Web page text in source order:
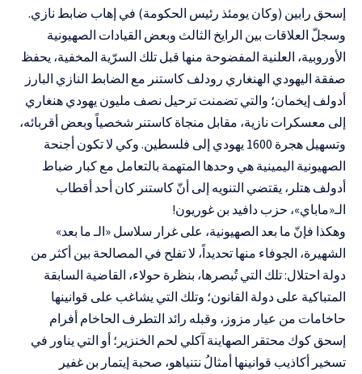
إسحق رابين (وكان يومئذ رئيس الحكومة) في إهاب ضابط نازي.
وسجلّ العلاقات بين الرايخ الثالث وبعض القيادات الصهيونية
الأوروبية، العلنية المفضوحة منها قبل تلك السرّية المخفية، يحفظ
صفقة اليهودي الهنغاري رودلف كاستنر مع الضابط النازي البارز
أدولف إيخمان؛ والتي تضمنت ترحيل نصف مليون يهودي هنغاري
إلى معسكرات نازية، مقابل منجاة كاستنر شخصياً وبعض أقربائه،
وتسهيل هجرة 1600 يهودي إلى فلسطين. وكي لا تكون أجنحة
الصهيونية اليمينية هي وحدها المتهمة بالتعامل مع كبار ضباط
أدولف هتلر، يقتضي التنويه إلى أنّ كاستنر كان أحد أقطاب
الـ«ماباي»، حزب دافيد بن غوريون!
وهكذا فإنّ ما بعد الصهيونية، على غرار سلاسل «الـ ما بعد»
الشهيرة، الجوفاء منها تحديداً، لا تفلح في المصالحة بين أكثر من
دولة احتلال: تلك التي تُبصرها، بنظرة حولاء، القاضية السابقة
المتباكية على دولة القانون؛ وتلك التي يشاغب على قوانينها
حاخامات من عيار مزوز، وقبله رائد التطرف الحاخام أفرام
إسحق كوك محتقر الصهاينة آكلي لحم الخنزير؛ أو التي يناور في
تسخير أكاذيب قوانينها أمثالُ نتنياهو، صحبة إيتمار بن غفير